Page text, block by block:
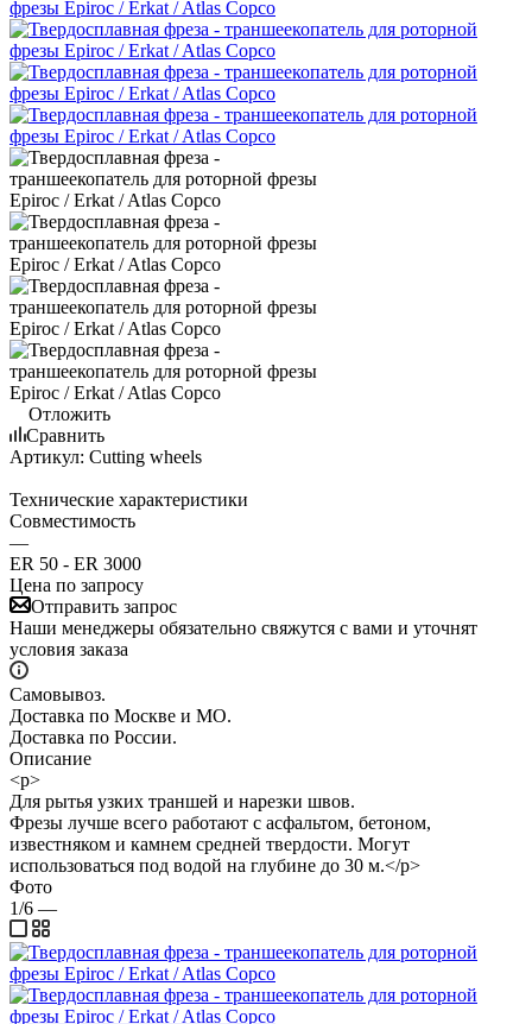
Отложить
Сравнить
Артикул: Cutting wheels
Технические характеристики
Совместимость
—
ER 50 - ER 3000
Цена по запросу
Отправить запрос
Наши менеджеры обязательно свяжутся с вами и уточнят
условия заказа
Самовывоз.
Доставка по Москве и МО.
Доставка по России.
Описание
<p>
Для рытья узких траншей и нарезки швов.
Фрезы лучше всего работают с асфальтом, бетоном,
известняком и камнем средней твердости. Могут
использоваться под водой на глубине до 30 м.</p>
Фото
1/6 —